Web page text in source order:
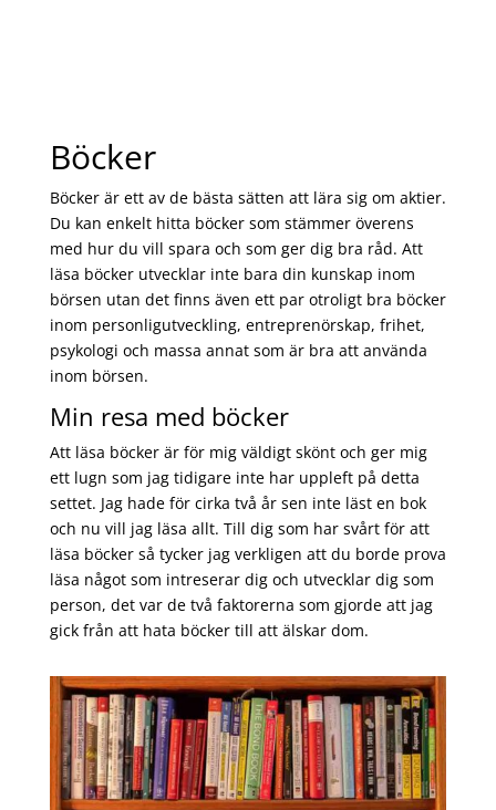
Böcker
Böcker är ett av de bästa sätten att lära sig om aktier.
Du kan enkelt hitta böcker som stämmer överens
med hur du vill spara och som ger dig bra råd. Att
läsa böcker utvecklar inte bara din kunskap inom
börsen utan det finns även ett par otroligt bra böcker
inom personligutveckling, entreprenörskap, frihet,
psykologi och massa annat som är bra att använda
inom börsen.
Min resa med böcker
Att läsa böcker är för mig väldigt skönt och ger mig
ett lugn som jag tidigare inte har uppleft på detta
settet. Jag hade för cirka två år sen inte läst en bok
och nu vill jag läsa allt. Till dig som har svårt för att
läsa böcker så tycker jag verkligen att du borde prova
läsa något som intreserar dig och utvecklar dig som
person, det var de två faktorerna som gjorde att jag
gick från att hata böcker till att älskar dom.